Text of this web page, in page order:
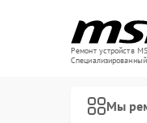
Ремонт устройств
Мы